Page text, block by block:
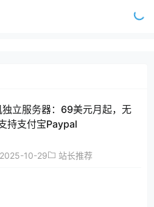
立服务器：69美元月起，无
持支付宝Paypal
2025-10-29 站长推荐